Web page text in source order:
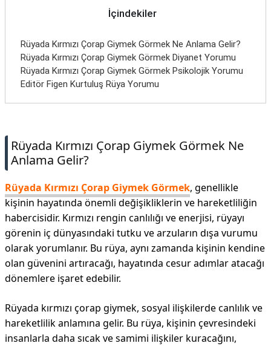
İçindekiler
Rüyada Kırmızı Çorap Giymek Görmek Ne Anlama Gelir?
Rüyada Kırmızı Çorap Giymek Görmek Diyanet Yorumu
Rüyada Kırmızı Çorap Giymek Görmek Psikolojik Yorumu
Editör Figen Kurtuluş Rüya Yorumu
Rüyada Kırmızı Çorap Giymek Görmek Ne
Anlama Gelir?
Rüyada Kırmızı Çorap Giymek Görmek, genellikle
kişinin hayatında önemli değişikliklerin ve hareketliliğin
habercisidir. Kırmızı rengin canlılığı ve enerjisi, rüyayı
görenin iç dünyasındaki tutku ve arzuların dışa vurumu
olarak yorumlanır. Bu rüya, aynı zamanda kişinin kendine
olan güvenini artıracağı, hayatında cesur adımlar atacağı
dönemlere işaret edebilir.
Rüyada kırmızı çorap giymek, sosyal ilişkilerde canlılık ve
hareketlilik anlamına gelir. Bu rüya, kişinin çevresindeki
insanlarla daha sıcak ve samimi ilişkiler kuracağını,